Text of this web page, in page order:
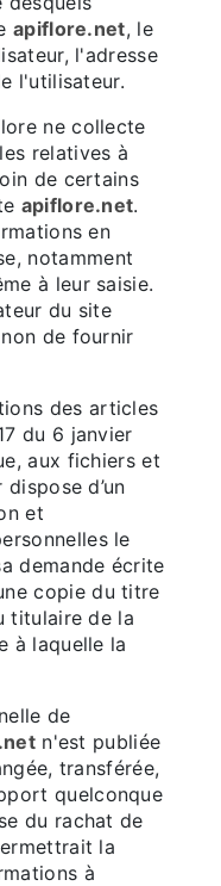
apiflore.net, le
l'adresse
l'utilisateur.
ne collecte
relatives à
de certains
apiflore.net.
en
notamment
à leur saisie.
du site
de fournir
des articles
du 6 janvier
aux fichiers et
d’un
et
le
demande écrite
copie du titre
titulaire de la
à laquelle la
de
n'est publiée
transférée,
quelconque
du rachat de
la
à